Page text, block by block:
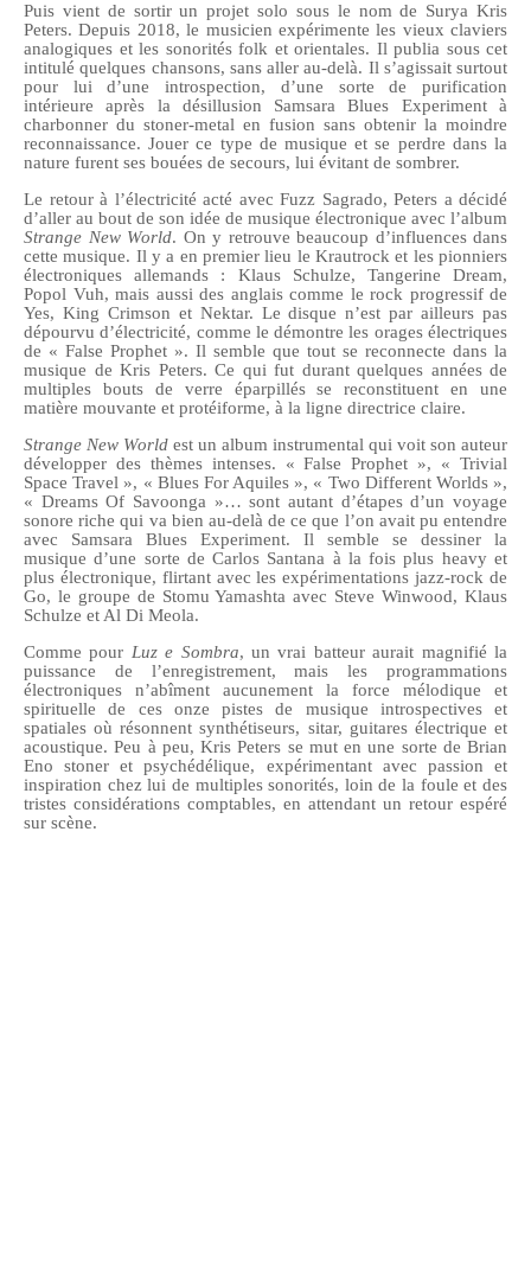
Puis vient de sortir un projet solo sous le nom de Surya Kris
Peters. Depuis 2018, le musicien expérimente les vieux claviers
analogiques et les sonorités folk et orientales. Il publia sous cet
intitulé quelques chansons, sans aller au-delà. Il s’agissait surtout
pour lui d’une introspection, d’une sorte de purification
intérieure après la désillusion Samsara Blues Experiment à
charbonner du stoner-metal en fusion sans obtenir la moindre
reconnaissance.Jouer ce type de musique et se perdre dans la
nature furent ses bouées de secours, lui évitant de sombrer.
Le retour à l’électricité acté avec Fuzz Sagrado, Peters a décidé
d’aller au bout de son idée de musique électronique avec l’album
Strange New World. On y retrouve beaucoup d’influences dans
cette musique. Il y a en premier lieu le Krautrock et les pionniers
électroniques allemands : Klaus Schulze, Tangerine Dream,
Popol Vuh, mais aussi des anglais comme le rock progressif de
Yes, King Crimson et Nektar. Le disque n’est par ailleurs pas
dépourvu d’électricité, comme le démontre les orages électriques
de « False Prophet ». Il semble que tout se reconnecte dans la
musique de Kris Peters. Ce qui fut durant quelques années de
multiples bouts de verre éparpillésse reconstituent en une
matière mouvante et protéiforme, à la ligne directrice claire.
Strange New World est un album instrumental qui voit son auteur
développer des thèmes intenses. « False Prophet », « Trivial
Space Travel », « Blues For Aquiles », « Two Different Worlds »,
« Dreams Of Savoonga »… sont autant d’étapes d’un voyage
sonore riche qui va bien au-delà de ce que l’on avait pu entendre
avec Samsara Blues Experiment. Il semble se dessiner la
musique d’une sorte de Carlos Santana à la fois plus heavy et
plus électronique, flirtant avec les expérimentations jazz-rock de
Go, le groupe de Stomu Yamashta avec Steve Winwood, Klaus
Schulze et Al Di Meola.
Comme pour Luz e Sombra, un vrai batteur aurait magnifié la
puissance de l’enregistrement, mais les programmations
électroniques n’abîment aucunement la force mélodique et
spirituelle de ces onze pistes de musique introspectives et
spatiales où résonnent synthétiseurs, sitar, guitares électrique et
acoustique. Peu à peu, Kris Peters se mut en une sorte de Brian
Eno stoner et psychédélique, expérimentant avec passion et
inspiration chez lui de multiples sonorités, loin de la foule et des
tristes considérations comptables, en attendant un retour espéré
sur scène.